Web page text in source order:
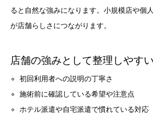
ると自然な強みになります。小規模店や個
が店舗らしさにつながります。
店舗の強みとして整理しやす
初回利用者への説明の丁寧さ
施術前に確認している希望や注意点
ホテル派遣や自宅派遣で慣れている対応